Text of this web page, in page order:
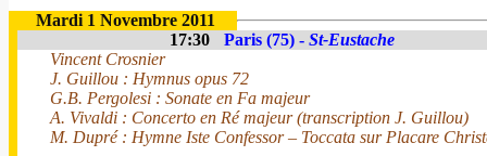
Mardi 1 Novembre 2011
17:30
Paris (75) - St-Eustache
Vincent Crosnier
J. Guillou : Hymnus opus 72
G.B. Pergolesi : Sonate en Fa majeur
A. Vivaldi : Concerto en Ré majeur (transcription J. Guillou)
M. Dupré : Hymne Iste Confessor – Toccata sur Placare